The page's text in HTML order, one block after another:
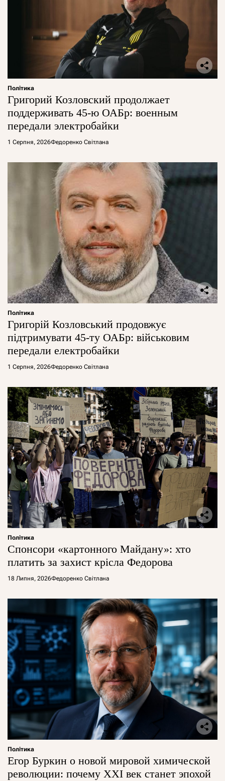
Політика
Григорий Козловский продолжает
поддерживать 45-ю ОАБр: военным
передали электробайки
1 Серпня, 2026Федоренко Світлана
Політика
Григорій Козловський продовжує
підтримувати 45-ту ОАБр: військовим
передали електробайки
1 Серпня, 2026Федоренко Світлана
Політика
Спонсори «картонного Майдану»: хто
платить за захист крісла Федорова
18 Липня, 2026Федоренко Світлана
Політика
Егор Буркин о новой мировой химической
революции: почему XXI век станет эпохой